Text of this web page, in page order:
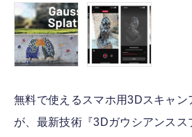
無料で使えるスマホ用3Dスキャ
が、最新技術『3Dガウシアンスス